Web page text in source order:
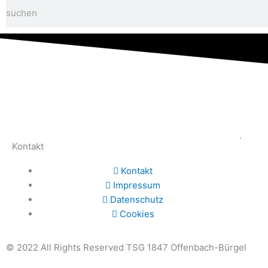
Kontakt
Kontakt
Impressum
Datenschutz
Cookies
.
© 2022 All Rights Reserved TSG 1847 Offenbach-Bürgel